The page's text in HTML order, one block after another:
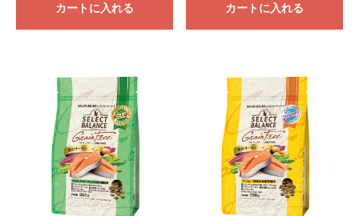
カートに入れる カートに入れる